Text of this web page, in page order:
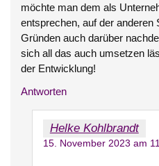
möchte man dem als
entsprechen, auf der
Gründen auch darüber
sich all das auch umsetzen
der Entwicklung!
Antworten
Helke Kohlbrandt
15. November 2023 am